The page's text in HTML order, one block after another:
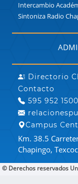
Intercambio
Sintoniza Radio
Directorio
Contacto
595 952 1500
Campus
Km. 38.5
Chapingo,
© Derechos reservados